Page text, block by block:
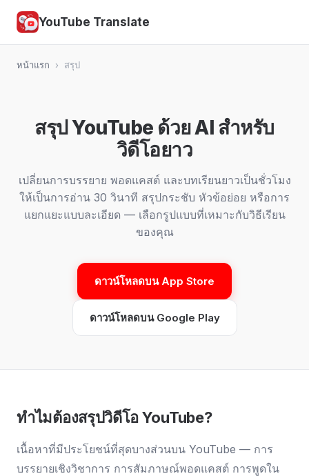
YouTube Translate
หน้าแรก › สรุป
สรุป YouTube ด้วย AI สำหรับ
วิดีโอยาว
เปลี่ยนการบรรยาย พอดแคสต์ และบทเรียนยาวเป็นชั่วโมง
ให้เป็นการอ่าน 30 วินาที สรุปกระชับ หัวข้อย่อย หรือการ
แยกแยะแบบละเอียด — เลือกรูปแบบที่เหมาะกับวิธีเรียน
ของคุณ
ดาวน์โหลดบน App Store
ดาวน์โหลดบน Google Play
ทำไมต้องสรุปวิดีโอ YouTube?
เนื้อหาที่มีประโยชน์ที่สุดบางส่วนบน YouTube — การ
บรรยายเชิงวิชาการ การสัมภาษณ์พอดแคสต์ การพูดใน